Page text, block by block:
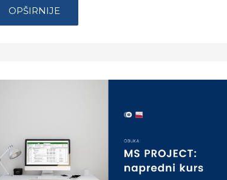
VIDEO
PREDAVANJE:
DR
U
OPŠIRNIJE